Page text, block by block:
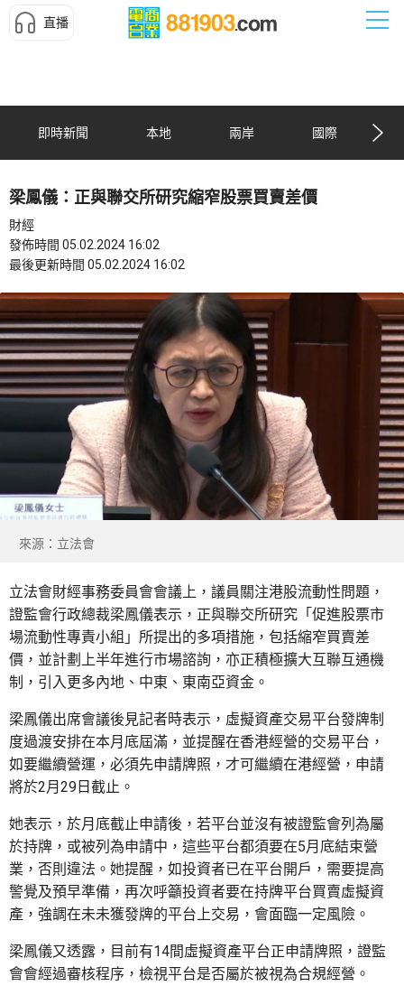
直播
即時新聞 本地 兩岸 國際
梁鳳儀：正與聯交所研究縮窄股票買賣差價
財經
發佈時間 05.02.2024 16:02
最後更新時間 05.02.2024 16:02
來源：立法會
立法會財經事務委員會會議上，議員關注港股流動性問題，
證監會行政總裁梁鳳儀表示，正與聯交所研究「促進股票市
場流動性專責小組」所提出的多項措施，包括縮窄買賣差
價，並計劃上半年進行市場諮詢，亦正積極擴大互聯互通機
制，引入更多內地、中東、東南亞資金。
梁鳳儀出席會議後見記者時表示，虛擬資產交易平台發牌制
度過渡安排在本月底屆滿，並提醒在香港經營的交易平台，
如要繼續營運，必須先申請牌照，才可繼續在港經營，申請
將於2月29日截止。
她表示，於月底截止申請後，若平台並沒有被證監會列為屬
於持牌，或被列為申請中，這些平台都須要在5月底結束營
業，否則違法。她提醒，如投資者已在平台開戶，需要提高
警覺及預早準備，再次呼籲投資者要在持牌平台買賣虛擬資
產，強調在未未獲發牌的平台上交易，會面臨一定風險。
梁鳳儀又透露，目前有14間虛擬資產平台正申請牌照，證監
會會經過審核程序，檢視平台是否屬於被視為合規經營。